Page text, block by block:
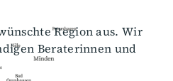
Region aus. Wir
Beraterinnen und